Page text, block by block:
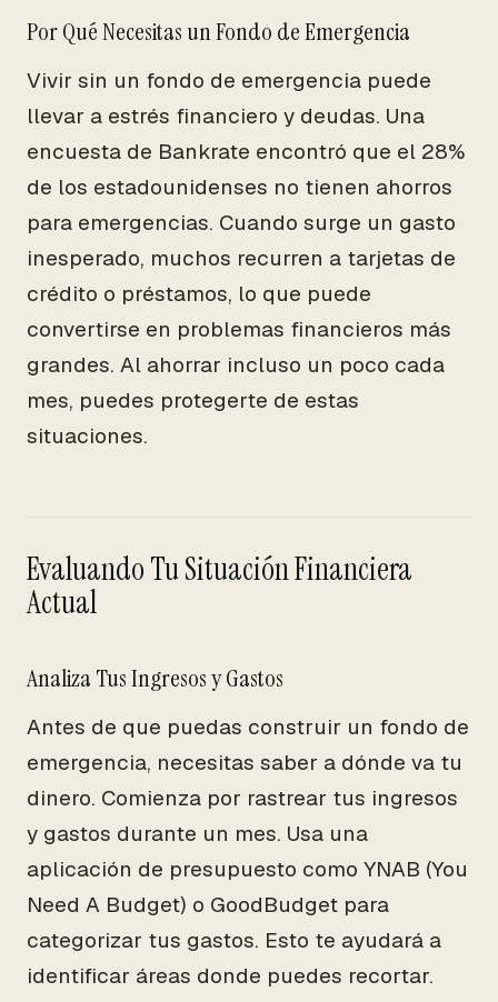
Por Qué Necesitas un Fondo de Emergencia
Vivir sin un fondo de emergencia puede
llevar a estrés financiero y deudas. Una
encuesta de Bankrate encontró que el 28%
de los estadounidenses no tienen ahorros
para emergencias. Cuando surge un gasto
inesperado, muchos recurren a tarjetas de
crédito o préstamos, lo que puede
convertirse en problemas financieros más
grandes. Al ahorrar incluso un poco cada
mes, puedes protegerte de estas
situaciones.
Evaluando Tu Situación Financiera
Actual
Analiza Tus Ingresos y Gastos
Antes de que puedas construir un fondo de
emergencia, necesitas saber a dónde va tu
dinero. Comienza por rastrear tus ingresos
y gastos durante un mes. Usa una
aplicación de presupuesto como YNAB (You
Need A Budget) o GoodBudget para
categorizar tus gastos. Esto te ayudará a
identificar áreas donde puedes recortar.